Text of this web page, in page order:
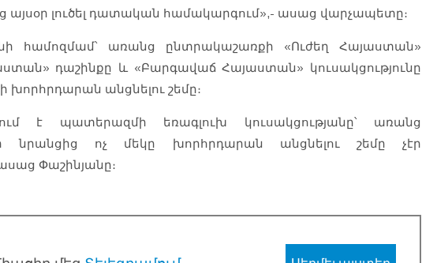
այսօր լուծել դատական համակարգում»,- ասաց վարչապետը։
համոզմամ՝ առանց ընտրակաշառքի «Ուժեղ Հայաստան»
դաշինքը և «Բարգավաճ Հայաստան» կուսակցությունը
խորհրդարան անցնելու շեմը։
է պատերազմի եռագլուխ կուսակցությանը՝ առանց
նրանցից ոչ մեկը խորհրդարան անցնելու շեմը չէր
Փաշինյանը։